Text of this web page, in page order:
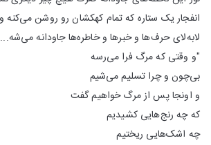
انفجار یک ستاره که تمام کهکشان رو روشن
لابه‌لای حرف‌ها و خبر‌ها و خاطره‌ها جاودانه می‌شه...
"و وقتی که مرگ فرا می‌رسه
بی‌چون و چرا تسلیم می‌شیم
و اونجا پس از مرگ خواهیم گفت
که چه رنج‌هایی کشیدیم
چه اشک‌هایی ریختیم